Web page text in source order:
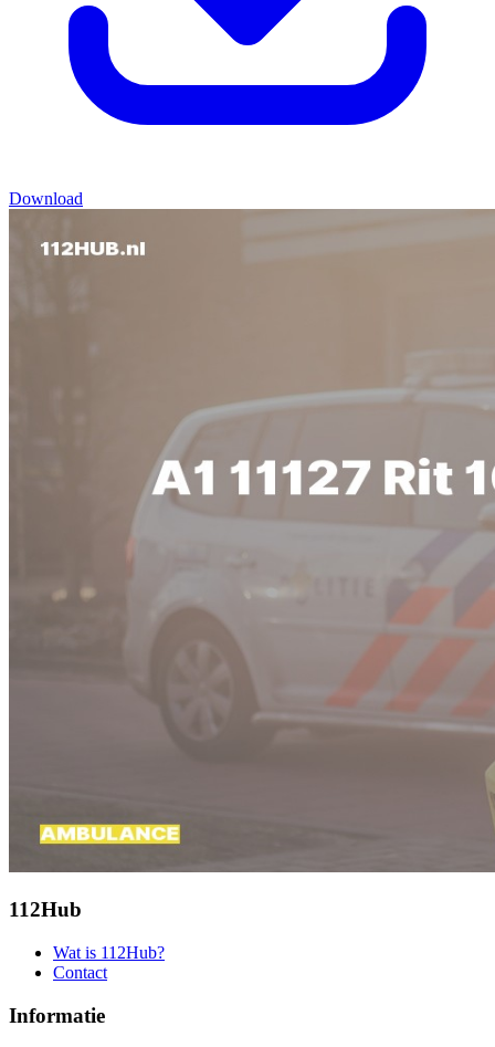
Download
112Hub
Wat is 112Hub?
Contact
Informatie